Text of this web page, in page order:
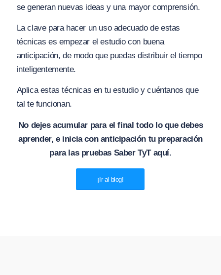
se generan nuevas ideas y una mayor comprensión.
La clave para hacer un uso adecuado de estas
técnicas es empezar el estudio con buena
anticipación, de modo que puedas distribuir el tiempo
inteligentemente.
Aplica estas técnicas en tu estudio y cuéntanos que
tal te funcionan.
No dejes acumular para el final todo lo que debes
aprender, e inicia con anticipación tu preparación
para las pruebas Saber TyT aquí.
¡Ir al blog!